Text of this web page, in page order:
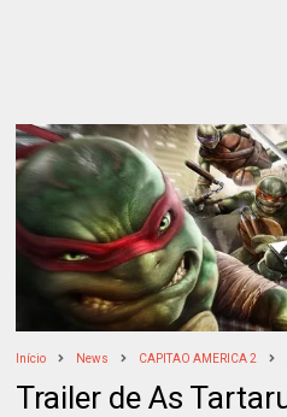
Início News CAPITAO AMERICA 2
Trailer de As